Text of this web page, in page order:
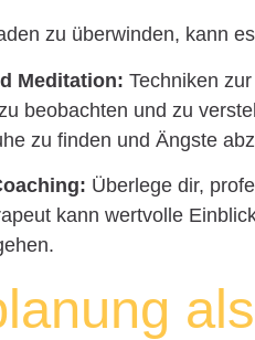
zu überwinden, kann
Meditation: Techniken
beobachten und zu
zu finden und Ängste
Überlege dir,
kann wertvolle